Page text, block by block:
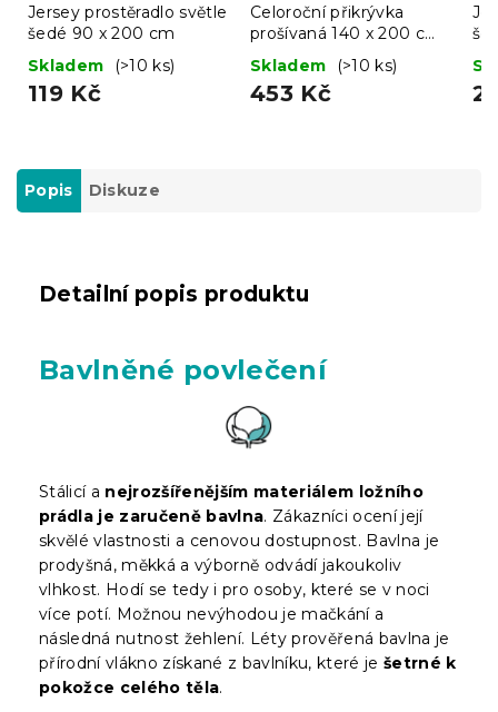
Jersey prostěradlo světle
šedé 90 x 200 cm
Skladem
(>10 ks)
119 Kč
Celoroční přikrývka
prošívaná 140 x 200 cm
s polštářem BASIC 70 x
90 cm
Skladem (>10 ks)
453 Kč
Popis Diskuze
Detailní popis produktu
Bavlněné povlečení
Stálicí a nejrozšířenějším materiálem ložního
prádla je zaručeně bavlna. Zákazníci ocení její
skvělé vlastnosti a cenovou dostupnost. Bavlna je
prodyšná, měkká a výborně odvádí jakoukoliv
vlhkost. Hodí se tedy i pro osoby, které se v noci
více potí. Možnou nevýhodou je mačkání a
následná nutnost žehlení. Léty prověřená bavlna je
přírodní vlákno získané z bavlníku, které je šetrné k
pokožce celého těla.